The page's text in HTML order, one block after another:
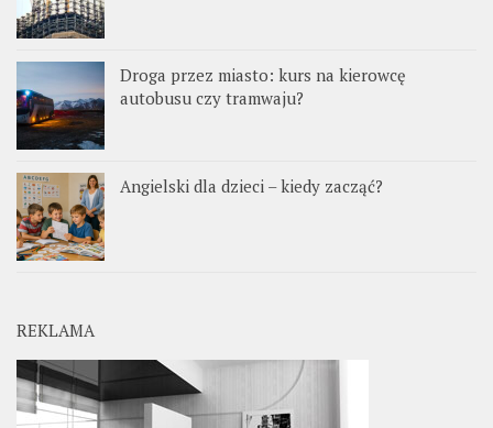
Droga przez miasto: kurs na kierowcę
autobusu czy tramwaju?
Angielski dla dzieci – kiedy zacząć?
REKLAMA